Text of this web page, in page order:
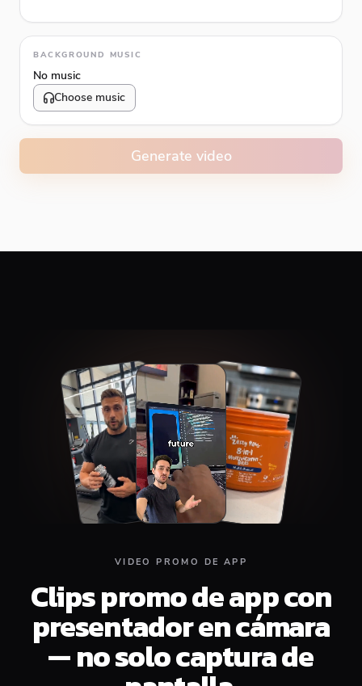
Animation type
#E74C3C
BACKGROUND MUSIC
No music
Choose music
Generate video
VIDEO PROMO DE APP
Clips promo de app con
presentador en cámara
— no solo captura de